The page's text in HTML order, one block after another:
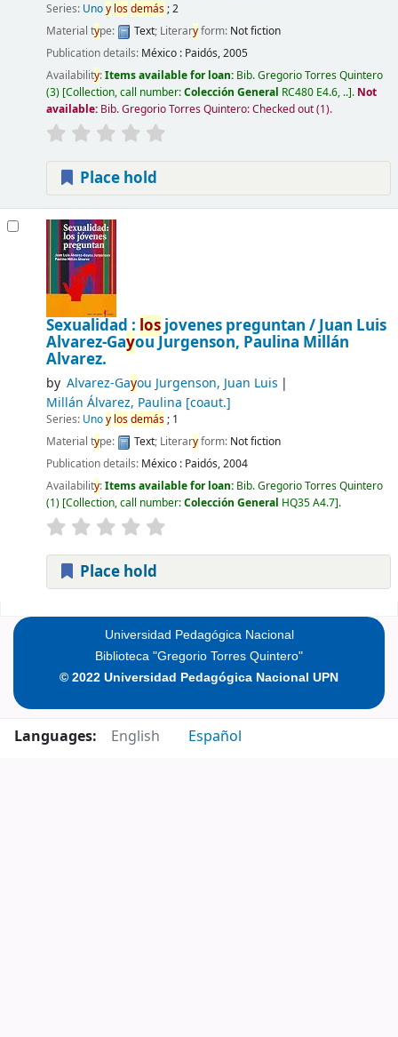
Series: Unoy losdemás; 2
Material type: Text; Literaryform: Not fiction
Publication details: México : Paidós,2005
Availability:Items available for loan: Bib. Gregorio Torres Quintero
(3) Collection, call number:Colección General RC480 E4.6, .. . Not
available: Bib. Gregorio Torres Quintero: Checked out(1).
Place hold
Sexualidad : losjovenes preguntan /Juan Luis
Alvarez-Gayou Jurgenson, Paulina Millán
Alvarez.
by Alvarez-Gayou Jurgenson, Juan Luis
Millán Álvarez, Paulina [coaut.]
Series: Unoy losdemás; 1
Material type: Text; Literaryform: Not fiction
Publication details: México : Paidós,2004
Availability:Items available for loan: Bib. Gregorio Torres Quintero
(1) Collection, call number:Colección General HQ35 A4.7 .
Place hold
Universidad Pedagógica Nacional
Biblioteca "Gregorio Torres Quintero"
© 2022 Universidad Pedagógica Nacional UPN
Languages: English Español